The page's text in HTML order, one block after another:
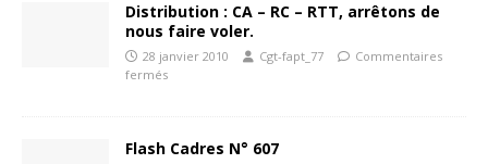
Distribution : CA – RC – RTT, arrêtons de
nous faire voler.
28 janvier 2010 Cgt-fapt_77
Commentaires
fermés
Flash Cadres N° 607